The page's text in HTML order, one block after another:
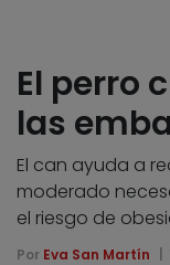
El perro
las
El can ayuda a
moderado
el riesgo de
Por Eva San Martín